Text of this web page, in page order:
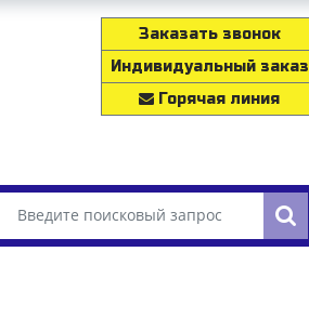
Заказать звонок
Индивидуальный заказ
Горячая линия